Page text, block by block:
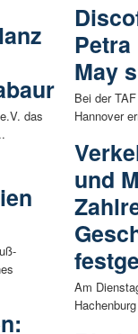
das
May
Bei der
Hannover
und
Am